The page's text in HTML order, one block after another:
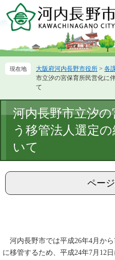
ー
先
ニ
を
本
文
大阪府河内長野市役所 > 各
市立汐の宮保育所民営化に
て
文
河内長野市立汐
う移管法人選定
いて
ペー
河内長野市では平成26年4月か
に移管するため、平成24年7月12